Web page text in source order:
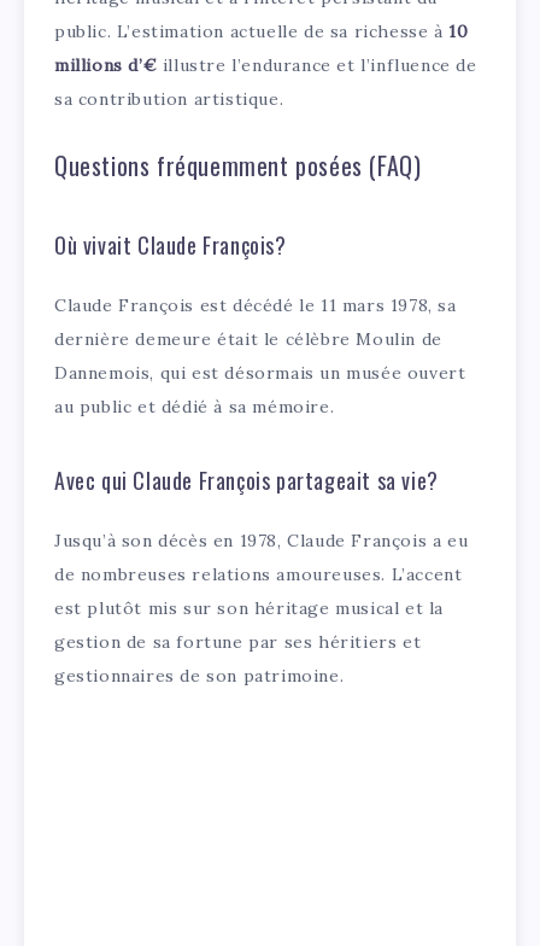
public. L’estimation actuelle de sa richesse à 10
millions d’€ illustre l’endurance et l’influence de
sa contribution artistique.
Questions fréquemment posées (FAQ)
Où vivait Claude François?
Claude François est décédé le 11 mars 1978, sa
dernière demeure était le célèbre Moulin de
Dannemois, qui est désormais un musée ouvert
au public et dédié à sa mémoire.
Avec qui Claude François partageait sa vie?
Jusqu’à son décès en 1978, Claude François a eu
de nombreuses relations amoureuses. L’accent
est plutôt mis sur son héritage musical et la
gestion de sa fortune par ses héritiers et
gestionnaires de son patrimoine.